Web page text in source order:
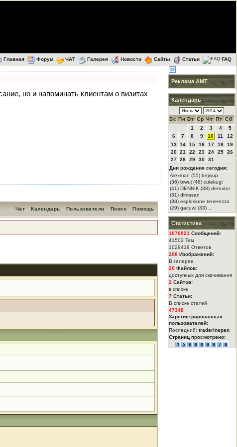
Главная Форум ЧАТ Галерея Новости Сайты Статьи FAQ
но и напоминать клиентам о визитах
Помощь
Поиск
Пользователи
Календарь
Чат
Реклама АМТ
Календарь
Вс Пн Вт Ср Чт Пт Сб
1
2 3 4
5
6
7 8 9 10 11
12
13
14 15 16 17 18
19
20 21 22 23 24 25
26
27 28 29 30
31
Дни рождения сегодня:
Alexman (55) bejisup
(36) biwuj (46) culekugi
(41) DENNIK (38) derextor
(31) dimasan
(38) esplosione tenerezza
(29) gacuwi (33) ...
Статистика
1070921 Сообщений:
41502 Тем
1029419 Ответов
208 Изображений:
В галерее
20 Файлов:
доступных для скачивания
2 Сайтов:
в списке
7 Статьи:
В списке статей
47348
Зарегистрированных
пользователей:
Последний: traderinspan
Страниц просмотрено: